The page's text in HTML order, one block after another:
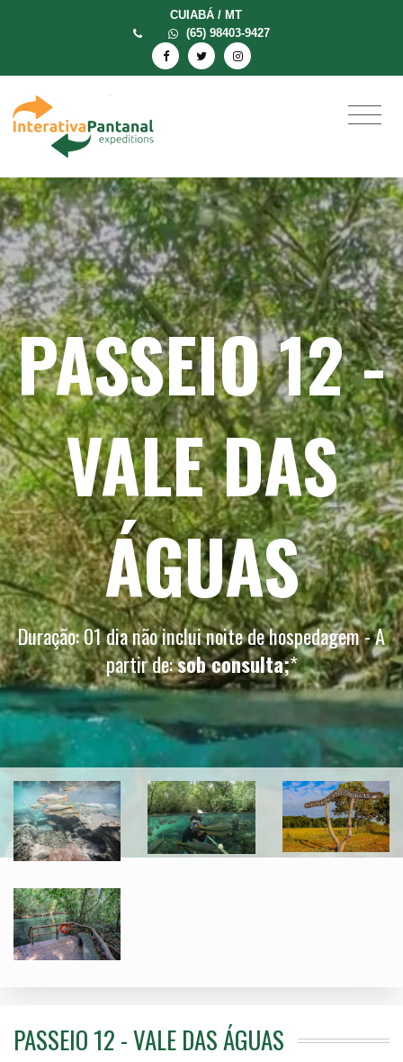
CUIABÁ / MT
(65) 98403-9427
PASSEIO 12 -
VALE DAS
ÁGUAS
Duração: 01 dia não inclui noite de hospedagem - A
partir de:sob consulta;*
PASSEIO 12 - VALE DAS ÁGUAS